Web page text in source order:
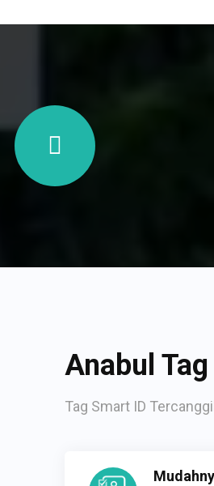
Anabul
Tag Smart ID